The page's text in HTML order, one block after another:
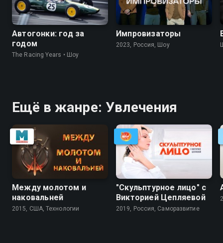
Автогонки: год за
годом
The Racing Years • Шоу
Импровизаторы
2023, Россия, Шоу
Ещё в жанре: Увлечения
Между молотом и
наковальней
2015, США, Технологии
"Скульптурное лицо" с
Викторией Цепляевой
2019, Россия, Саморазвитие